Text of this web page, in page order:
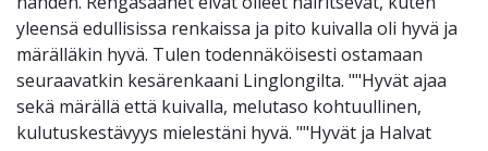
yleensä edullisissa renkaissa ja pito kuivalla oli hyvä ja
märälläkin hyvä. Tulen todennäköisesti ostamaan
seuraavatkin kesärenkaani Linglongilta. ""Hyvät ajaa
sekä märällä että kuivalla, melutaso kohtuullinen,
kulutuskestävyys mielestäni hyvä. ""Hyvät ja Halvat